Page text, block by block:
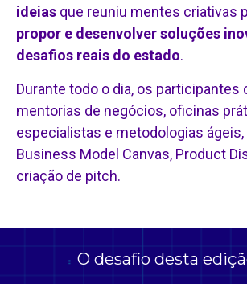
ideias que reuniu mentes criativas
propor e desenvolver soluções
desafios reais do estado.
Durante todo o dia, os participantes
mentorias de negócios, oficinas
especialistas e metodologias
Business Model Canvas, Product
criação de pitch.
O desafio desta